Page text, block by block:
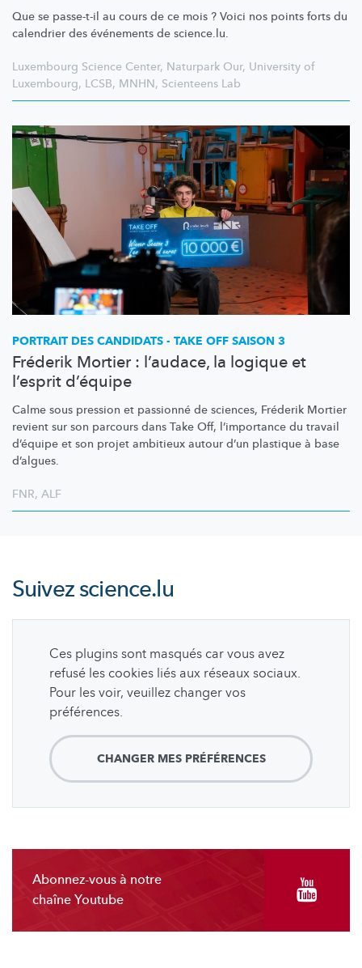
Que se passe-t-il au cours de ce mois ? Voici nos points forts du
calendrier des événements de science.lu.
Luxembourg Science Center, Naturpark Our, University of
Luxembourg, LCSB, MNHN, Scienteens Lab
PORTRAIT DES CANDIDATS - TAKE OFF SAISON 3
Fréderik Mortier : l’audace, la logique et
l’esprit d’équipe
Calme sous pression et passionné de sciences, Fréderik Mortier
revient sur son parcours dans Take Off, l’importance du travail
d’équipe et son projet ambitieux autour d’un plastique à base
d’algues.
FNR, ALF
Suivezscience.lu
Ces plugins sont masqués car vous avez
refusé les cookies liés aux réseaux sociaux.
Pour les voir, veuillez changer vos
préférences.
CHANGER MES PRÉFÉRENCES
Abonnez-vous à notre
chaîne Youtube